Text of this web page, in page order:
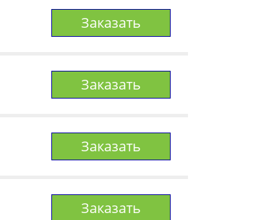
Заказать
Заказать
Заказать
Заказать